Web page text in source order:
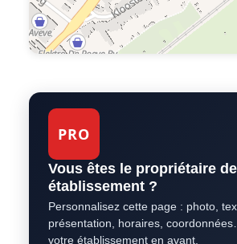
PRO
Vous êtes le propriétaire
établissement ?
Personnalisez cette page : photo,
présentation, horaires,
votre établissement en avant.